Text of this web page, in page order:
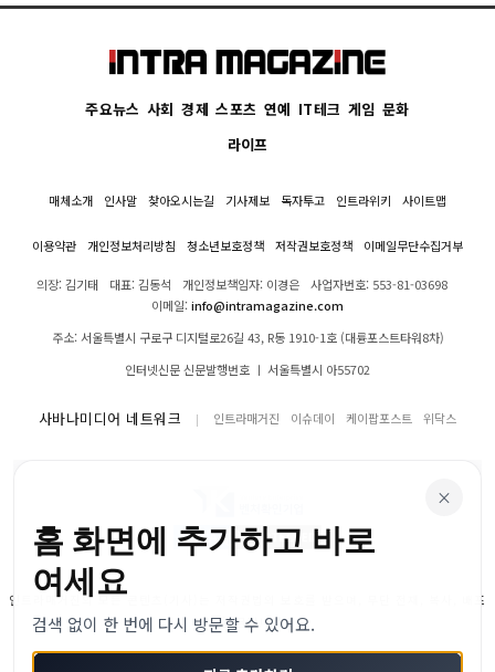
주요뉴스 사회 경제 스포츠 연예 IT테크 게임 문화
라이프
매체소개 인사말 찾아오시는길 기사제보 독자투고 인트라위키 사이트맵
이용약관 개인정보처리방침 청소년보호정책 저작권보호정책 이메일무단수집거부
의장: 김기태 대표: 김동석 개인정보책임자: 이경은
사업자번호: 553-81-03698
이메일:info@intramagazine.com
주소: 서울특별시 구로구 디지털로26길 43, R동 1910-1호 (대륭포스트타워8차)
인터넷신문 신문발행번호 ㅣ 서울특별시 아55702
사바나미디어 네트워크 인트라매거진 이슈데이 케이팝포스트 위닥스
인트라매거진의 모든 콘텐츠(기사)는 저작권법의 보호를 받으며, 무단 전재, 복사, 배포
등을 금합니다.
© 2024–2026 인트라매거진. All Rights Reserved
×
홈 화면에 추가하고 바로
여세요
검색 없이 한 번에 다시 방문할 수 있어요.